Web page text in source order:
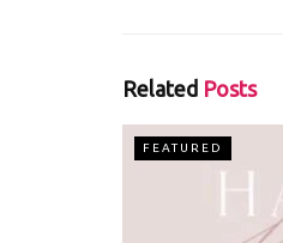
Related Posts
FEATURED